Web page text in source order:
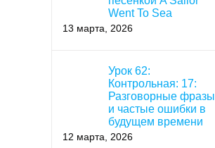
Went To Sea
13 марта, 2026
Урок 62:
Контрольная: 17:
Разговорные фразы
и частые ошибки в
будущем времени
12 марта, 2026